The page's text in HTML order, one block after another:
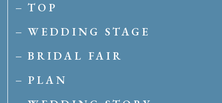
TOP
WEDDING STAGE
BRIDAL FAIR
PLAN